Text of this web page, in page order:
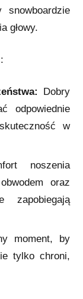
głowy.
Dobry
odpowiednie
w
noszenia
oraz
zapobiegają
moment, by
tylko chroni,